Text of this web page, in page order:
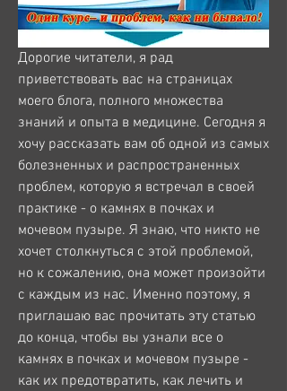
Дорогие читатели, я рад
приветствовать вас на страницах
моего блога, полного множества
знаний и опыта в медицине. Сегодня я
хочу рассказать вам об одной из самых
болезненных и распространенных
проблем, которую я встречал в своей
практике - о камнях в почках и
мочевом пузыре. Я знаю, что никто не
хочет столкнуться с этой проблемой,
но к сожалению, она может произойти
с каждым из нас. Именно поэтому, я
приглашаю вас прочитать эту статью
до конца, чтобы вы узнали все о
камнях в почках и мочевом пузыре -
как их предотвратить, как лечить и